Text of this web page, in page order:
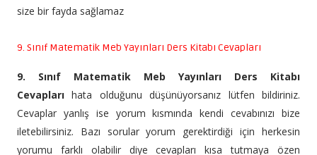
size bir fayda sağlamaz
9. Sınıf Matematik Meb Yayınları Ders Kitabı Cevapları
9. Sınıf Matematik Meb Yayınları Ders Kitabı
Cevaplarıhata olduğunu düşünüyorsanız lütfen bildiriniz.
Cevaplar yanlış ise yorum kısmında kendi cevabınızı bize
iletebilirsiniz. Bazı sorular yorum gerektirdiği için herkesin
yorumu farklı olabilir diye cevapları kısa tutmaya özen